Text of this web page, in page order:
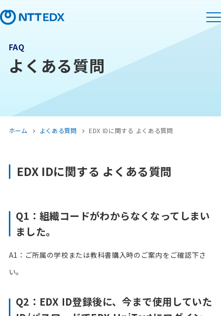
FAQ
よくある質問
ホーム よくある質問 EDX IDに関する よくある質問
EDX IDに関する よくある質問
Q1：組織コードがわからなくなってしまい
ました。
A1：ご所属の学校または教科書購入時のご案内をご確認下さ
い。
Q2：EDX ID登録後に、今まで使用していた